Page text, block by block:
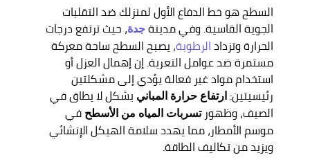
السطح هو خط الدفاع الأول لمنزلك ضد التقلبات
الجوية القاسية. وفي مدينة جدة، حيث ترتفع درجات
الحرارة وتزدادالرطوبة، يصبح السطح ساحة معركة
مستمرة ضد عوامل التعرية. إن إهمال العزل أو
استخدام مواد غير فعالة يؤدي إلى مشكلتين
رئيسيتين: ارتفاع حرارة المباني بشكل لا يطاق في
الصيف، وظهورتسربات المياه من الأسطح في
موسم الأمطار، مما يهدد سلامة الهيكل الإنشائي
ويزيد من تكاليف الطاقة.